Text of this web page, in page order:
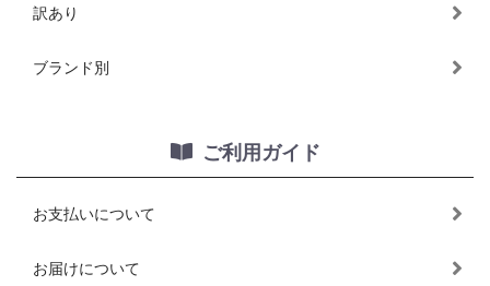
訳あり
ブランド別
ご利用ガイド
お支払いについて
お届けについて